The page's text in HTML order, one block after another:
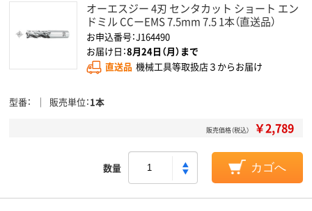
オーエスジー 4刃 センタカット ショート エン
ドミル CCーEMS 7.5mm 7.5 1本（直送品）
お申込番号：J164490
お届け日：8月24日（月）まで
直送品 機械工具等取扱店３からお届け
型番 販売単位 1本
販売価格（税込） ￥2,789
数量 カゴへ